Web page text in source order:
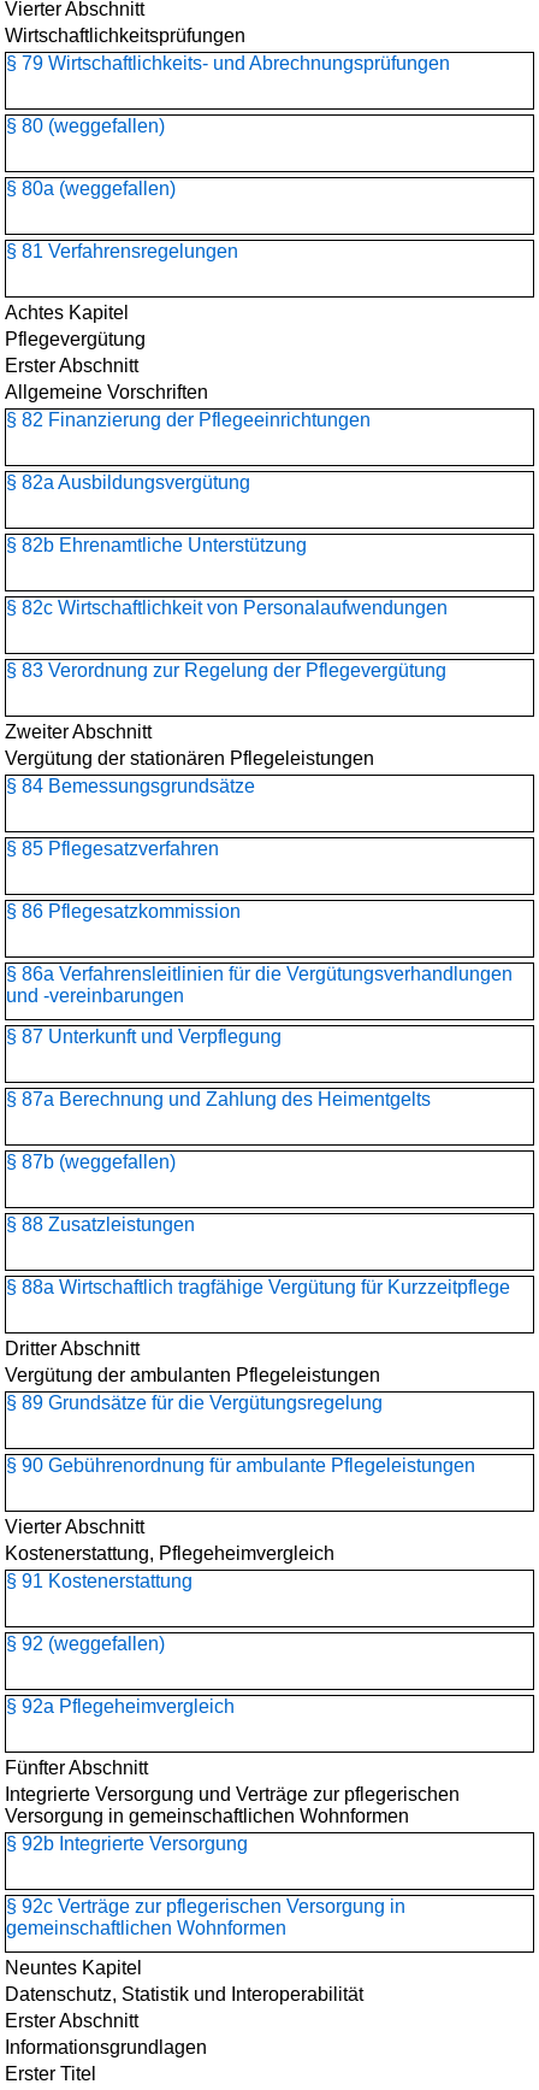
Vierter Abschnitt
Wirtschaftlichkeitsprüfungen
§ 79 Wirtschaftlichkeits- und Abrechnungsprüfungen
§ 80 (weggefallen)
§ 80a (weggefallen)
§ 81 Verfahrensregelungen
Achtes Kapitel
Pflegevergütung
Erster Abschnitt
Allgemeine Vorschriften
§ 82 Finanzierung der Pflegeeinrichtungen
§ 82a Ausbildungsvergütung
§ 82b Ehrenamtliche Unterstützung
§ 82c Wirtschaftlichkeit von Personalaufwendungen
§ 83 Verordnung zur Regelung der Pflegevergütung
Zweiter Abschnitt
Vergütung der stationären Pflegeleistungen
§ 84 Bemessungsgrundsätze
§ 85 Pflegesatzverfahren
§ 86 Pflegesatzkommission
§ 86a Verfahrensleitlinien für die Vergütungsverhandlungen
und -vereinbarungen
§ 87 Unterkunft und Verpflegung
§ 87a Berechnung und Zahlung des Heimentgelts
§ 87b (weggefallen)
§ 88 Zusatzleistungen
§ 88a Wirtschaftlich tragfähige Vergütung für Kurzzeitpflege
Dritter Abschnitt
Vergütung der ambulanten Pflegeleistungen
§ 89 Grundsätze für die Vergütungsregelung
§ 90 Gebührenordnung für ambulante Pflegeleistungen
Vierter Abschnitt
Kostenerstattung, Pflegeheimvergleich
§ 91 Kostenerstattung
§ 92 (weggefallen)
§ 92a Pflegeheimvergleich
Fünfter Abschnitt
Integrierte Versorgung und Verträge zur pflegerischen
Versorgung in gemeinschaftlichen Wohnformen
§ 92b Integrierte Versorgung
§ 92c Verträge zur pflegerischen Versorgung in
gemeinschaftlichen Wohnformen
Neuntes Kapitel
Datenschutz, Statistik und Interoperabilität
Erster Abschnitt
Informationsgrundlagen
Erster Titel